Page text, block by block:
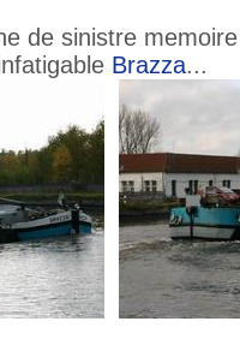
de sinistre
Brazza...